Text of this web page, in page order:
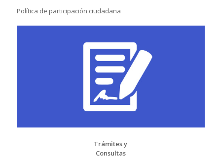
Política de participación ciudadana
Trámites y
Consultas